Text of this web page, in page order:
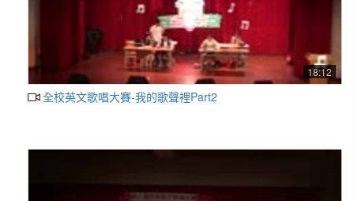
18:12
全校英文歌唱大賽-我的歌聲裡Part2